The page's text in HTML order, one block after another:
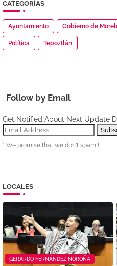
CATEGORÍAS
Ayuntamiento Gobierno de
Política Tepoztlán
Follow by Email
Get Notified About Next Update
* We promise that we don't spam !
LOCALES
GERARDO FERNÁNDEZ NOROÑA